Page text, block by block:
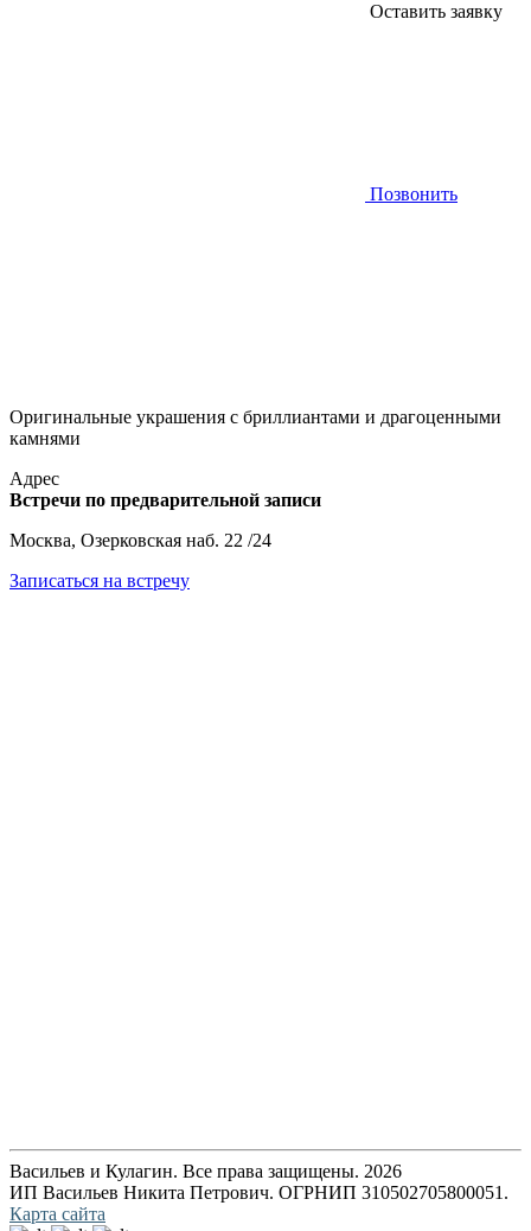
Оставить заявку
Позвонить
Оригинальные украшения с бриллиантами и драгоценными
камнями
Адрес
Встречи по предварительной записи
Москва, Озерковская наб. 22 /24
Записаться на встречу
Васильев и Кулагин. Все права защищены. 2026
ИП Васильев Никита Петрович. ОГРНИП 310502705800051.
Карта сайта